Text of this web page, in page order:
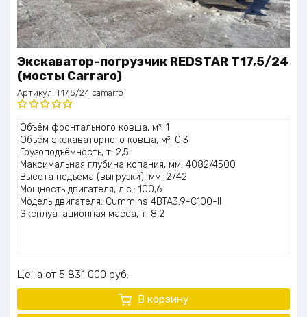
Экскаватор-погрузчик REDSTAR T17,5/24
(мосты Carraro)
Артикул: T17,5/24 camarro
Оценка
5.00из 5
Объём фронтального ковша, м³: 1
Объём экскаваторного ковша, м³: 0,3
Грузоподъёмность, т: 2,5
Максимальная глубина копания, мм: 4082/4500
Высота подъёма (выгрузки), мм: 2742
Мощность двигателя, л.с.: 100,6
Модель двигателя: Cummins 4BTA3.9-C100-II
Эксплуатационная масса, т: 8,2
Цена 5 831 000 руб.
В корзину